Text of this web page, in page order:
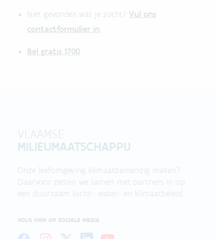
Niet gevonden wat je zocht? Vul ons
contactformulier in.
Bel gratis 1700
VLAAMSE
MILIEUMAATSCHAPPIJ
Onze leefomgeving klimaatbestendig maken?
Daarvoor zetten we samen met partners in op
een duurzaam lucht-, water- en klimaatbeleid.
VOLG VMM OP SOCIALE MEDIA